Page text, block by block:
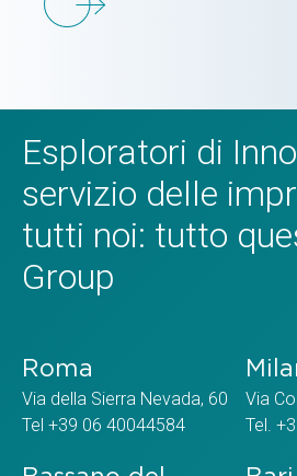
Esploratori di
servizio delle
tutti noi: tutto
Group
Roma
Via della Sierra Nevada, 60
Tel +39 06 40044584
Via
Tel.